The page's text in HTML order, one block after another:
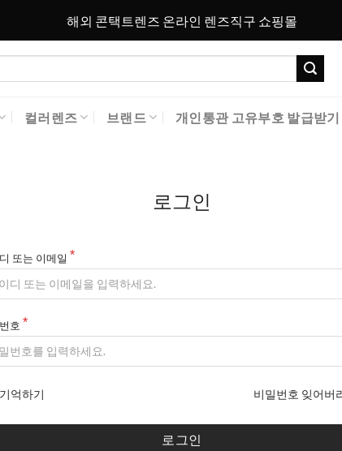
해외 콘택트렌즈 온라인 렌즈직구 쇼핑몰
컬러렌즈 브랜드 개인통관 고유부호 발급받기
로그인
또는 이메일
호
기억하기 비밀번호 잊어버